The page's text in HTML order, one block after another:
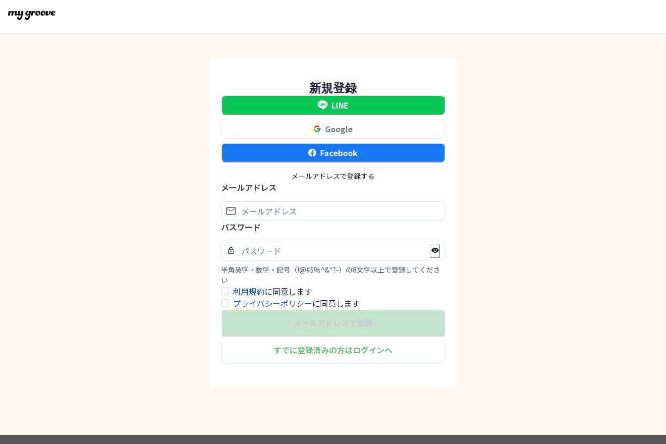
新規登録
LINE
Google
Facebook
メールアドレスで登録する
メールアドレス
パスワード
半角英字・数字・記号（!@#$%^&*?-）の8文字以上で登録してくださ
い
利用規約に同意します
プライバシーポリシーに同意します
メールアドレスで登録
すでに登録済みの方はログインへ